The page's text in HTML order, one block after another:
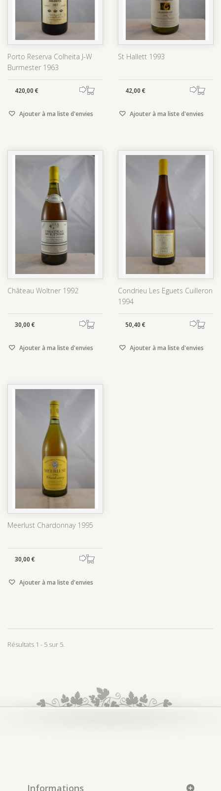
Porto Reserva Colheita J-W
Burmester 1963
420,00 €
Ajouter à ma liste d'envies
St Hallett 1993
42,00 €
Ajouter à ma liste d'envies
Château Woltner 1992
30,00 €
Ajouter à ma liste d'envies
Condrieu Les Eguets Cuilleron
1994
50,40 €
Ajouter à ma liste d'envies
Meerlust Chardonnay 1995
30,00 €
Ajouter à ma liste d'envies
Résultats 1 - 5 sur 5.
Informations